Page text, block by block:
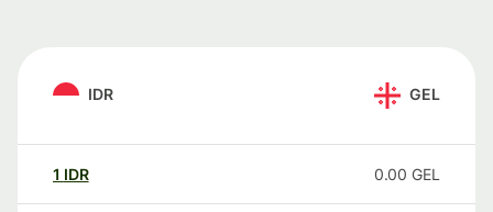
IDR GEL
1 IDR 0.00 GEL